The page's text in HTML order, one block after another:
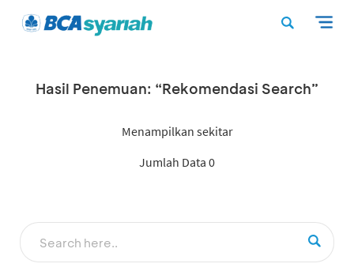
Hasil Penemuan: “Rekomendasi Search”
Menampilkan sekitar
Jumlah Data 0